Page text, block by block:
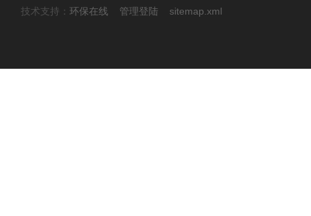
技术支持： 环保在线 管理登陆 sitemap.xml